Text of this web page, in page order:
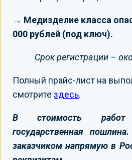
→ Медизделие класса
000 рублей (под ключ).
Срок регистрации –
Полный прайс-лист на
смотрите здесь.
В стоимость
государственная
заказчиком напрямую в